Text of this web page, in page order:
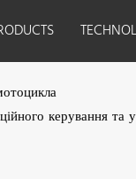
керування та